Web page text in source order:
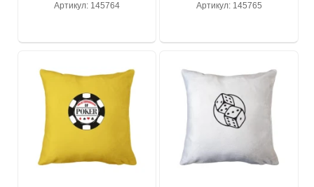
Артикул: 145764 Артикул: 145765